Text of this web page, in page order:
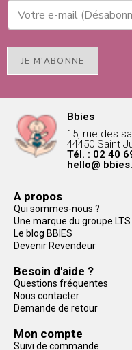
JE M'ABONNE
Bbies
15, rue des
44450 Saint
Tél. : 02 40
hello@
A propos
Qui sommes-nous ?
Une marque du groupe LTS
Le blog BBIES
Devenir Revendeur
Besoin d'aide ?
Questions fréquentes
Nous contacter
Demande de retour
Mon compte
Suivi de commande